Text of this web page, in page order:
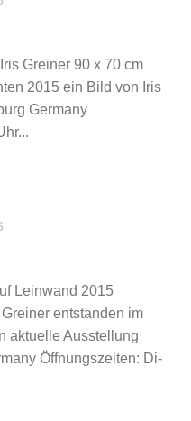
Greiner 90 x 70 cm
2015 ein Bild von Iris
Germany
Leinwand 2015
entstanden im
aktuelle Ausstellung
Öffnungszeiten: Di-